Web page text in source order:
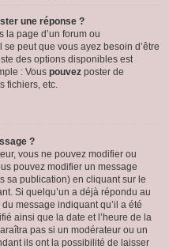
une réponse ?
page d’un forum ou
peut que vous ayez besoin d’être
des options disponibles est
: Vous pouvez poster de
fichiers, etc.
?
vous ne pouvez modifier ou
pouvez modifier un message
sa publication) en cliquant sur le
Si quelqu’un a déjà répondu au
message indiquant qu’il a été
ainsi que la date et l’heure de la
pas si un modérateur ou un
ils ont la possibilité de laisser